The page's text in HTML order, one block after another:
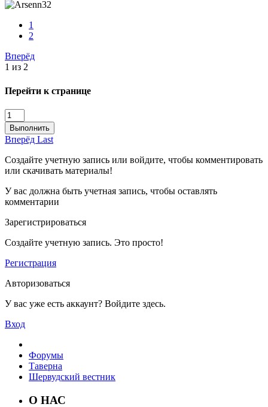
1
2
Вперёд
1 из 2
Перейти к странице
Выполнить
Вперёд Last
Создайте учетную запись или войдите, чтобы комментировать
или скачивать материалы!
У вас должна быть учетная запись, чтобы оставлять
комментарии
Зарегистрироваться
Создайте учетную запись. Это просто!
Регистрация
Авторизоваться
У вас уже есть аккаунт? Войдите здесь.
Вход
Форумы
Таверна
Шервудский вестник
О НАС